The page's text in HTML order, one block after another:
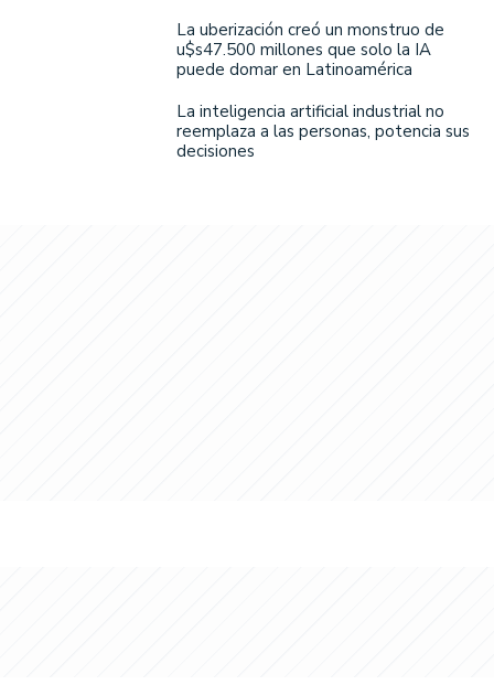
La uberización creó un monstruo de
u$s47.500 millones que solo la IA
puede domar en Latinoamérica
La inteligencia artificial industrial no
reemplaza a las personas, potencia sus
decisiones